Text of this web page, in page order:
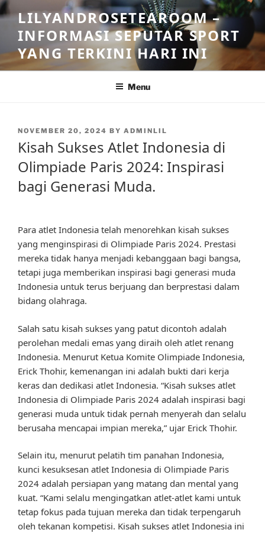
Skip
to
content
LILYANDROSETEAROOM –
INFORMASI SEPUTAR SPORT
YANG TERKINI HARI INI
Menu
POSTED
ON
NOVEMBER 20, 2024 BY ADMINLIL
Kisah Sukses Atlet Indonesia di
Olimpiade Paris 2024: Inspirasi
bagi Generasi Muda.
Para atlet Indonesia telah menorehkan kisah sukses
yang menginspirasi di Olimpiade Paris 2024. Prestasi
mereka tidak hanya menjadi kebanggaan bagi bangsa,
tetapi juga memberikan inspirasi bagi generasi muda
Indonesia untuk terus berjuang dan berprestasi dalam
bidang olahraga.
Salah satu kisah sukses yang patut dicontoh adalah
perolehan medali emas yang diraih oleh atlet renang
Indonesia. Menurut Ketua Komite Olimpiade Indonesia,
Erick Thohir, kemenangan ini adalah bukti dari kerja
keras dan dedikasi atlet Indonesia. “Kisah sukses atlet
Indonesia di Olimpiade Paris 2024 adalah inspirasi bagi
generasi muda untuk tidak pernah menyerah dan selalu
berusaha mencapai impian mereka,” ujar Erick Thohir.
Selain itu, menurut pelatih tim panahan Indonesia,
kunci kesuksesan atlet Indonesia di Olimpiade Paris
2024 adalah persiapan yang matang dan mental yang
kuat. “Kami selalu mengingatkan atlet-atlet kami untuk
tetap fokus pada tujuan mereka dan tidak terpengaruh
oleh tekanan kompetisi. Kisah sukses atlet Indonesia ini